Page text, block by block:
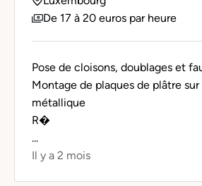
De 17 à 20 euros par heure
Pose de cloisons, doublages et
Montage de plaques de plâtre sur
métallique
R�
...
Il y a 2 mois